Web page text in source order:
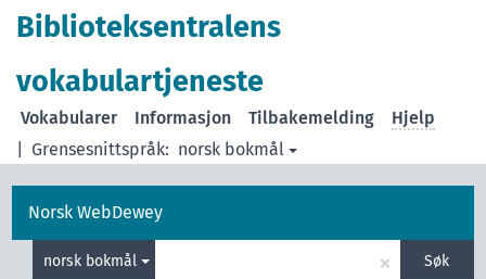
Biblioteksentralens
vokabulartjeneste
Grensesnittspråk: norsk bokmål
Vokabularer Informasjon Tilbakemelding Hjelp
Norsk WebDewey
norsk bokmål × Søk